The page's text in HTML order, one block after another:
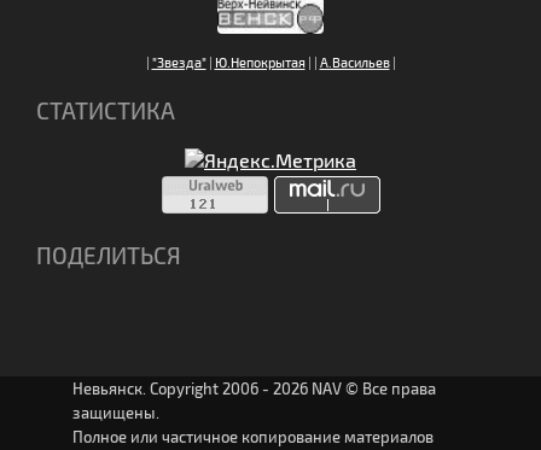
| "Звезда"| Ю.Непокрытая| | А.Васильев|
СТАТИСТИКА
ПОДЕЛИТЬСЯ
Невьянск. Copyright 2006 - 2026 NAV © Все права
защищены.
Полное или частичное копирование материалов